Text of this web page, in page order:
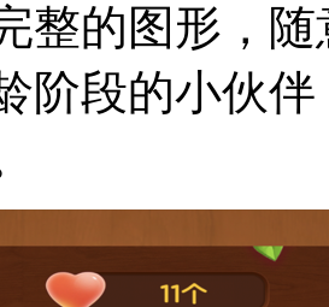
整的图形，
阶段的小伙